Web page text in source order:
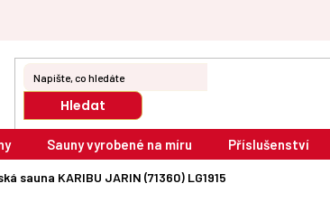
Hledat
Sauny vyrobené na míru Příslušenství
sauna KARIBU JARIN (71360) LG1915